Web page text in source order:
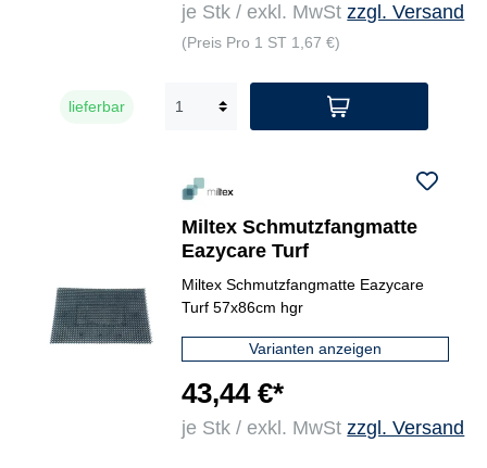
je Stk / exkl. MwStzzgl. Versand
(Preis Pro 1 ST 1,67 €)
lieferbar
Miltex Schmutzfangmatte
Eazycare Turf
Miltex Schmutzfangmatte Eazycare
Turf 57x86cm hgr
Varianten anzeigen
43,44 €*
je Stk / exkl. MwStzzgl. Versand